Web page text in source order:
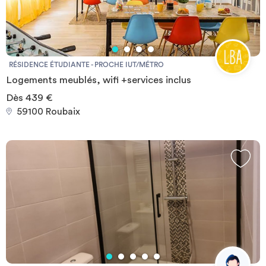
douche
RÉSIDENCE ÉTUDIANTE - PROCHE IUT/MÉTRO
Logements meublés, wifi +services inclus
Dès 439 €
59100 Roubaix